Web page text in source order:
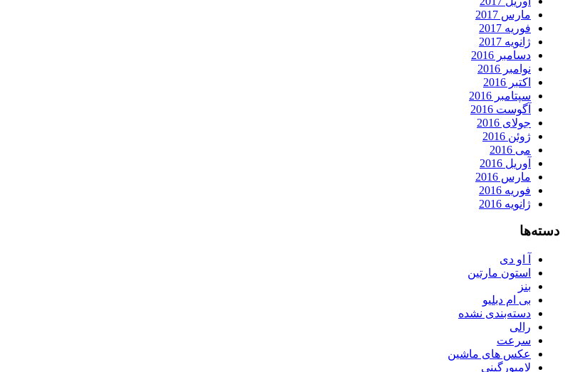
مارس 2017
فوریه 2017
ژانویه 2017
دسامبر 2016
نوامبر 2016
اکتبر 2016
سپتامبر 2016
آگوست 2016
جولای 2016
ژوئن 2016
می 2016
آوریل 2016
مارس 2016
فوریه 2016
ژانویه 2016
دسته‌ها
آ او دی
استون مارتین
بنز
بی ام دبلیو
دسته‌بندی نشده
رالی
سرعت
عکس های ماشین
لامبورگینی